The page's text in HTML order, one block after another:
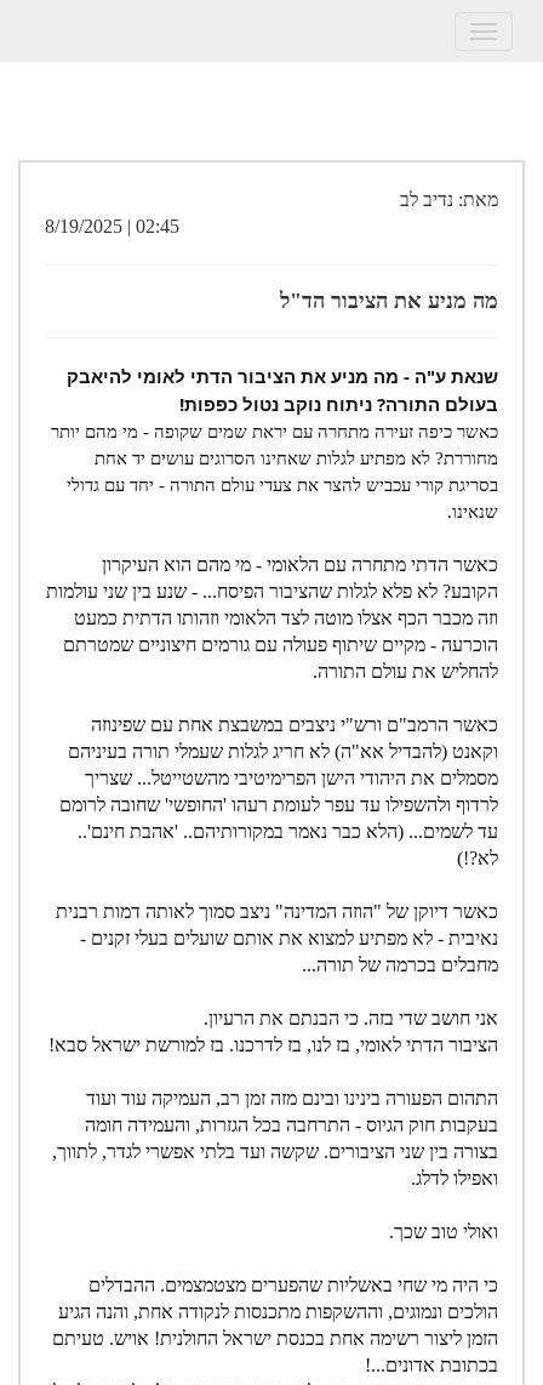
Toggle
מאת: נדיב לב
02:45 | 8/19/2025
מה מניע את הציבור הד"ל
שנאת ע"ה - מה מניע את הציבור הדתי לאומי להיאבק
בעולם התורה? ניתוח נוקב נטול כפפות!
כאשר כיפה זעירה מתחרה עם יראת שמים שקופה - מי מהם יותר
מחוררת? לא מפתיע לגלות שאחינו הסרוגים עושים יד אחת
בסריגת קורי עכביש להצר את צעדי עולם התורה - יחד עם גדולי
שנאינו.
כאשר הדתי מתחרה עם הלאומי - מי מהם הוא העיקרון
הקובע? לא פלא לגלות שהציבור הפיסח... - שנע בין שני עולמות
וזה מכבר הכף אצלו מוטה לצד הלאומי וזהותו הדתית כמעט
הוכרעה - מקיים שיתוף פעולה עם גורמים חיצוניים שמטרתם
להחליש את עולם התורה.
כאשר הרמב"ם ורש"י ניצבים במשבצת אחת עם שפינוזה
וקאנט (להבדיל אא"ה) לא חריג לגלות שעמלי תורה בעיניהם
מסמלים את היהודי הישן הפרימיטיבי מהשטייטל... שצריך
לרדוף ולהשפילו עד עפר לעומת רעהו 'החופשי' שחובה לרומם
עד לשמים... (הלא כבר נאמר במקורותיהם.. 'אהבת חינם'..
לא?!)
כאשר דיוקן של "הוזה המדינה" ניצב סמוך לאותה דמות רבנית
נאיבית - לא מפתיע למצוא את אותם שועלים בעלי זקנים -
מחבלים בכרמה של תורה...
אני חושב שדי בזה. כי הבנתם את הרעיון.
הציבור הדתי לאומי, בז לנו, בז לדרכנו. בז למורשת ישראל סבא!
התהום הפעורה בינינו ובינם מזה זמן רב, העמיקה עוד ועוד
בעקבות חוק הגיוס - התרחבה בכל הגזרות, והעמידה חומה
בצורה בין שני הציבורים. שקשה ועד בלתי אפשרי לגדר, לתווך,
ואפילו לדלג.
ואולי טוב שכך.
כי היה מי שחי באשליות שהפערים מצטמצמים. ההבדלים
הולכים ונמוגים, וההשקפות מתכנסות לנקודה אחת, והנה הגיע
הזמן ליצור רשימה אחת בכנסת ישראל החולנית! אויש. טעיתם
בכתובת אדונים...!